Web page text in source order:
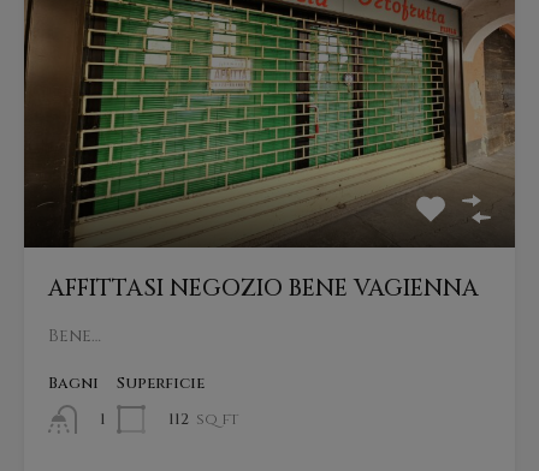
AFFITTASI NEGOZIO BENE VAGIENNA
Bene…
Bagni
1
Superficie
112 sq ft